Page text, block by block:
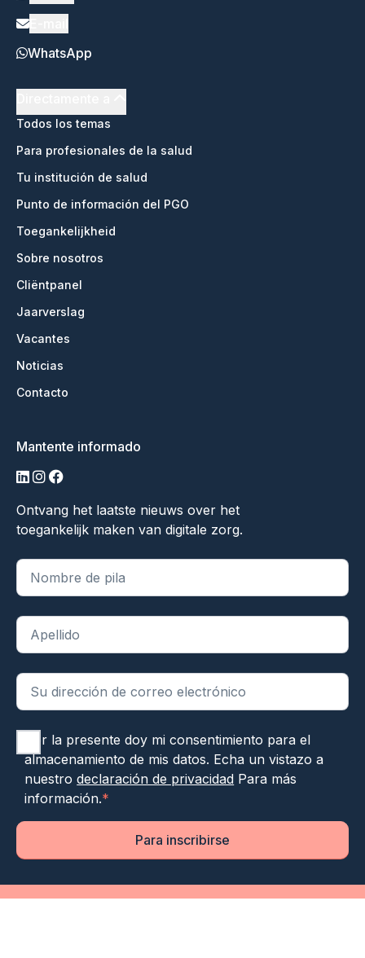
WhatsApp
Todos los temas
Para profesionales de la salud
Tu institución de salud
Punto de información del PGO
Toegankelijkheid
Sobre nosotros
Cliëntpanel
Jaarverslag
Vacantes
Noticias
Contacto
Mantente informado
linkedin
instagram
facebook
Ontvang het laatste nieuws over het
toegankelijk maken van digitale zorg.
"*" indica campos obligatorios
Por la presente doy mi consentimiento para el
almacenamiento de mis datos. Echa un vistazo a
nuestrodeclaración de privacidad Para más
información.*
Para inscribirse